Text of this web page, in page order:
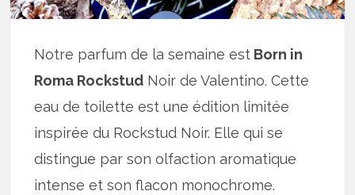
Notre parfum de la semaine est Born in
Roma Rockstud Noir de Valentino. Cette
eau de toilette est une édition limitée
inspirée du Rockstud Noir. Elle qui se
distingue par son olfaction aromatique
intense et son flacon monochrome.